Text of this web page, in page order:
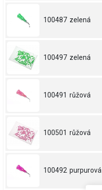
100487 zelená
100497 zelená
100491 růžová
100501 růžová
100492 purpurová